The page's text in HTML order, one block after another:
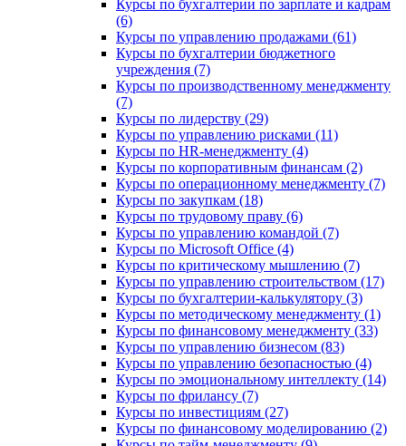
Курсы по бухгалтерии по зарплате и кадрам
(6)
Курсы по управлению продажами (61)
Курсы по бухгалтерии бюджетного
учреждения (7)
Курсы по производственному менеджменту
(7)
Курсы по лидерству (29)
Курсы по управлению рисками (11)
Курсы по HR-менеджменту (4)
Курсы по корпоративным финансам (2)
Курсы по операционному менеджменту (7)
Курсы по закупкам (18)
Курсы по трудовому праву (6)
Курсы по управлению командой (7)
Курсы по Microsoft Office (4)
Курсы по критическому мышлению (7)
Курсы по управлению строительством (17)
Курсы по бухгалтерии-калькулятору (3)
Курсы по методическому менеджменту (1)
Курсы по финансовому менеджменту (33)
Курсы по управлению бизнесом (83)
Курсы по управлению безопасностью (4)
Курсы по эмоциональному интеллекту (14)
Курсы по фрилансу (7)
Курсы по инвестициям (27)
Курсы по финансовому моделированию (2)